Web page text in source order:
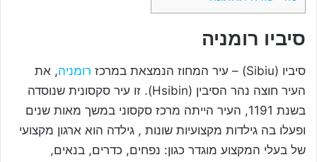
סיביו רומניה
סיביו (Sibiu) – עיר המחוז הנמצאת במרכז רומניה, את
העיר חוצה נהר הסיבין (Hsibin). זו עיר סקסונית שנוסדה
בשנת 1191, העיר הייתה מרכז סקסוני במשך מאות שנים
ופעלו בה גילדות מקצועיות שונות , גילדה הוא ארגון מקצועי
של בעלי המקצוע מוגדר כגון: נפחים, כדרים, בנאים,